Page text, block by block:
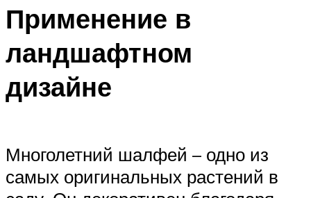
Применение в
ландшафтном
дизайне
Многолетний шалфей – одно из
самых оригинальных растений в